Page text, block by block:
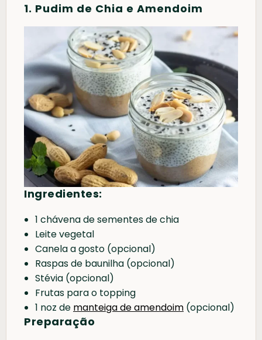
1. Pudim de Chia e Amendoim
Ingredientes:
1 chávena de sementes de chia
Leite vegetal
Canela a gosto (opcional)
Raspas de baunilha (opcional)
Stévia (opcional)
Frutas para o topping
1 noz de manteiga de amendoim (opcional)
Preparação